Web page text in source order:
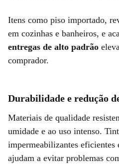
Itens como piso importado,
em cozinhas e banheiros, e
entregas de alto padrão
comprador.
Durabilidade e redução
Materiais de qualidade
umidade e ao uso intenso.
impermeabilizantes eficientes
ajudam a evitar problemas